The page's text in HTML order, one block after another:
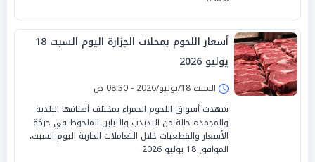
أسعار اللحوم بمحلات الجزارة اليوم السبت 18
يوليو 2026
السبت 18/يوليو/2026 - 08:30 ص
شهدت أسواق اللحوم الحمراء بمختلف أصنافها البلدية
والمجمدة حالة من التذبذب والتباين الملحوظ في حركة
الأسعار والقطعيات خلال التعاملات الجارية اليوم السبت،
الموافق 18 يوليو 2026.